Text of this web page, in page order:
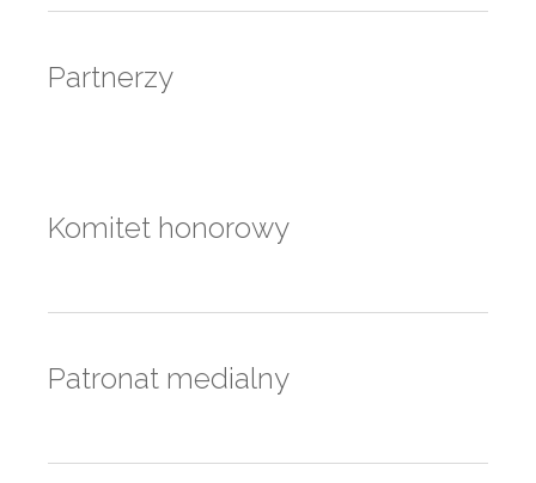
Partnerzy
Komitet honorowy
Patronat medialny